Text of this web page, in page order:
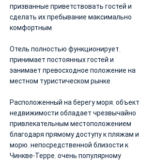
призванные приветствовать гостей и
сделать их пребывание максимально
комфортным.
Отель полностью функционирует,
принимает постоянных гостей и
занимает превосходное положение на
местном туристическом рынке.
Расположенный на берегу моря, объект
недвижимости обладает чрезвычайно
привлекательным местоположением
благодаря прямому доступу к пляжам и
морю, непосредственной близости к
Чинкве-Терре, очень популярному